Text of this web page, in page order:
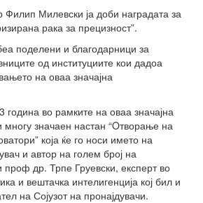
Милевски ја доби наградата за
рака за прецизност”.
поделени и благодарници за
од институциите кои дадоа
на оваа значајна
во рамките на оваа значајна
значаен настан “Oтворање на
која ќе го носи името на
и автор на голем број на
проф др. Трпе Груевски, експерт во
и вештачка интелигенција кој бил и
на Сојузот на пронајдувачи.